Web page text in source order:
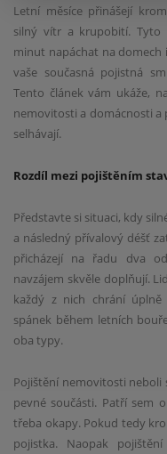
Letní měsíce přinášejí
silný vítr a krupobití. Tyto
minut napáchat na
vaše současná pojistná
Tento článek vám ukáže,
nemovitosti a domácnosti a
selhávají.
Rozdíl mezi pojištěním
Představte si situaci, kdy
a následný přívalový déšť
přicházejí na řadu dva
navzájem skvěle doplňují.
každý z nich chrání
spánek během letních
oba typy.
Pojištění nemovitosti neboli
pevné součásti. Patří sem
třeba okapy. Pokud tedy
pojistka. Naopak